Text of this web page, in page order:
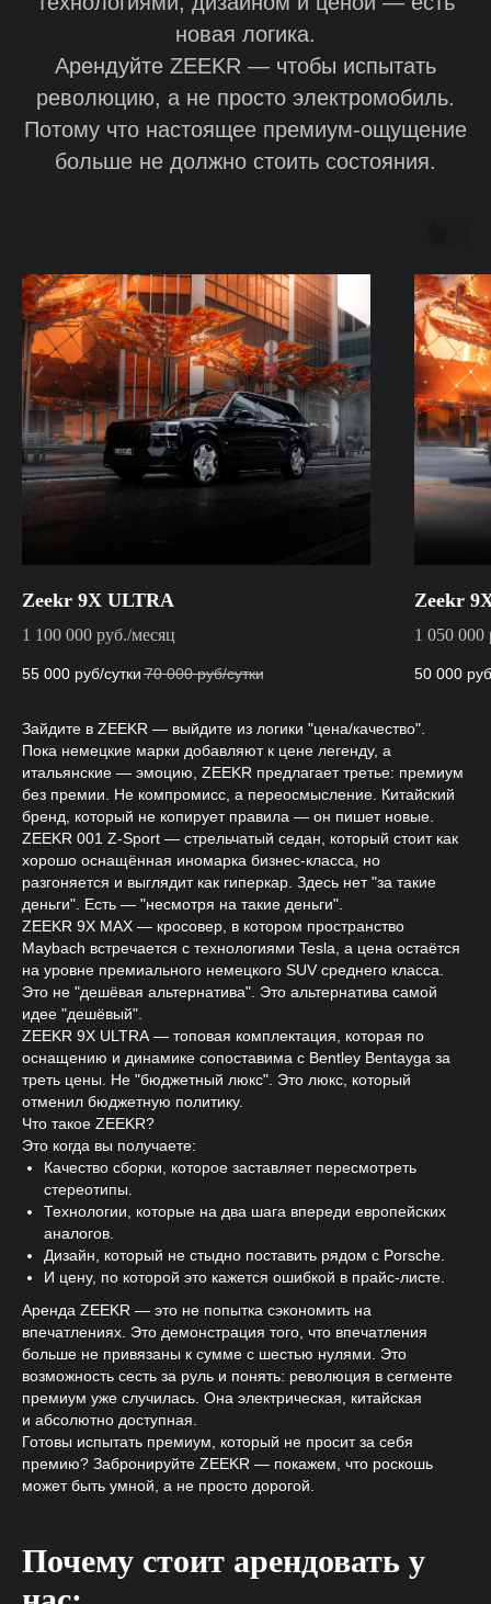
новая логика.
Арендуйте ZEEKR — чтобы испытать
революцию, а не просто электромобиль.
Потому что настоящее премиум-ощущение
больше не должно стоить состояния.
Zeekr 9X ULTRA
1 100 000 руб./месяц
55 000 руб/сутки 70 000 руб/сутки
Zeekr
1 050 000
50 000
Зайдите в ZEEKR — выйдите из логики "цена/качество".
Пока немецкие марки добавляют к цене легенду, а
итальянские — эмоцию, ZEEKR предлагает третье: премиум
без премии. Не компромисс, а переосмысление. Китайский
бренд, который не копирует правила — он пишет новые.
ZEEKR 001 Z-Sport — стрельчатый седан, который стоит как
хорошо оснащённая иномарка бизнес-класса, но
разгоняется и выглядит как гиперкар. Здесь нет "за такие
деньги". Есть — "несмотря на такие деньги".
ZEEKR 9X MAX — кросовер, в котором пространство
Maybach встречается с технологиями Tesla, а цена остаётся
на уровне премиального немецкого SUV среднего класса.
Это не "дешёвая альтернатива". Это альтернатива самой
идее "дешёвый".
ZEEKR 9X ULTRA — топовая комплектация, которая по
оснащению и динамике сопоставима с Bentley Bentayga за
треть цены. Не "бюджетный люкс". Это люкс, который
отменил бюджетную политику.
Что такое ZEEKR?
Это когда вы получаете:
Качество сборки, которое заставляет пересмотреть
стереотипы.
Технологии, которые на два шага впереди европейских
аналогов.
Дизайн, который не стыдно поставить рядом с Porsche.
И цену, по которой это кажется ошибкой в прайс-листе.
Аренда ZEEKR — это не попытка сэкономить на
впечатлениях. Это демонстрация того, что впечатления
больше не привязаны к сумме с шестью нулями. Это
возможность сесть за руль и понять: революция в сегменте
премиум уже случилась. Она электрическая, китайская
и абсолютно доступная.
Готовы испытать премиум, который не просит за себя
премию? Забронируйте ZEEKR — покажем, что роскошь
может быть умной, а не просто дорогой.
Почему стоит арендовать у